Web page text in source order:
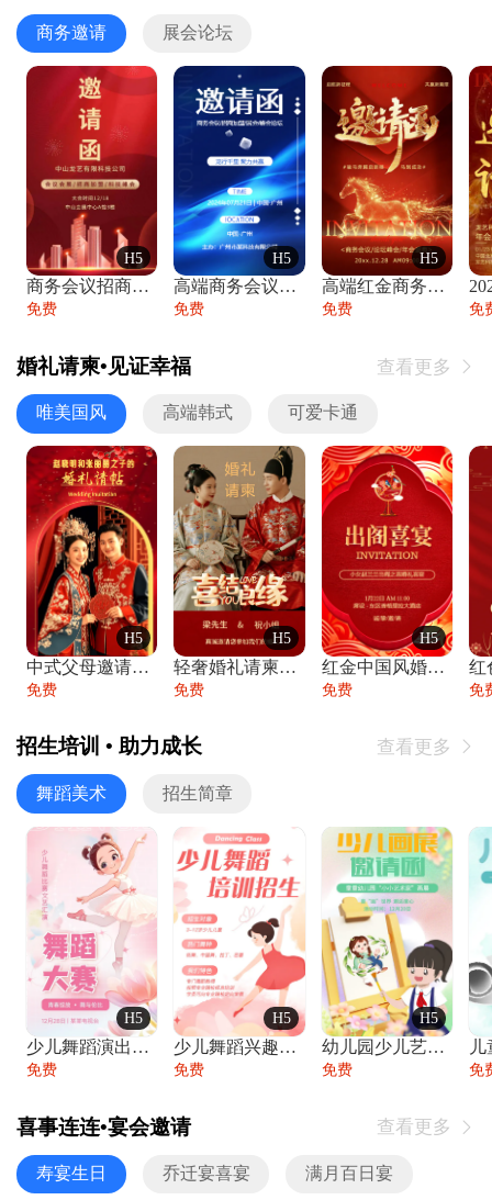
商务邀请 展会论坛
H5
商务会议招商展会科技峰会邀请函年会邀请
免费
H5
高端商务会议招商加盟展会峰会论坛邀请函
免费
H5
高端红金商务会议年会年终盛典答谢邀请函
免费 免
婚礼请柬•见证幸福 查看更多 
唯美国风 高端韩式 可爱卡通
H5
中式父母邀请函婚礼结婚请柬请贴父母邀请方
免费
H5
轻奢婚礼请柬婚礼邀请函结婚照请帖
免费
H5
红金中国风婚礼请柬出阁喜宴嫁女请帖出阁宴
免费 免
招生培训 • 助力成长 查看更多 
舞蹈美术 招生简章
H5
少儿舞蹈演出舞蹈比赛跳舞大赛文艺汇演活动
免费
H5
少儿舞蹈兴趣班艺术培训学校招生宣传
免费
H5
幼儿园少儿艺术展览绘画展摄影作品展美术展
免费 免
喜事连连•宴会邀请 查看更多 
寿宴生日 乔迁宴喜宴 满月百日宴